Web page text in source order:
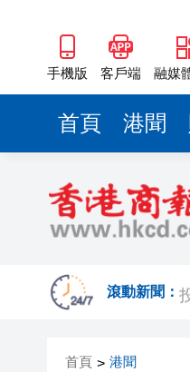
手機版 客戶端 融媒
首頁 港聞
滾動新聞：
首頁 > 港聞